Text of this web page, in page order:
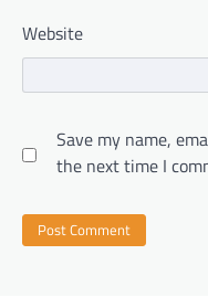
Website
Save my name,
the next time I